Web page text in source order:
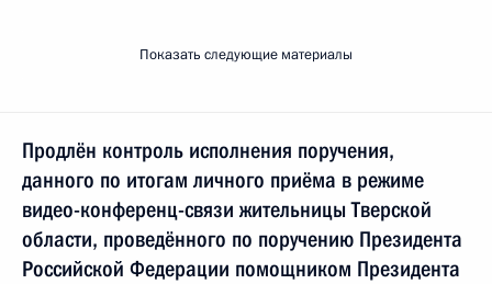
Показать следующие материалы
Продлён контроль исполнения поручения,
данного по итогам личного приёма в режиме
видео-конференц-связи жительницы Тверской
области, проведённого по поручению Президента
Российской Федерации помощником Президента